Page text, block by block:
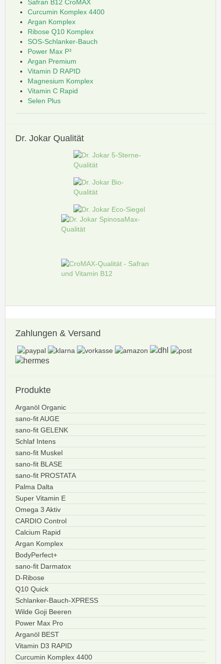
Safran B12 CroMAX
Curcumin Komplex 4400
Argan Komplex
Ribose Q10 Komplex
SOS-Schlanker-Bauch
Power Max P³
Argan Premium
Vitamin D RAPID
Magnesium Komplex
Vitamin C Rapid
Selen Plus
Dr. Jokar Qualität
Zahlungen & Versand
Produkte
Arganöl Organic
sano-fit AUGE
sano-fit GELENK
Schlaf Intens
sano-fit Muskel
sano-fit BLASE
sano-fit PROSTATA
Palma Dalta
Super Vitamin E
Omega 3 Aktiv
CARDIO Control
Calcium Rapid
Argan Komplex
BodyPerfect+
sano-fit Darmatox
D-Ribose
Q10 Quick
Schlanker-Bauch-XPRESS
Wilde Goji Beeren
Power Max Pro
Arganöl BEST
Vitamin D3 RAPID
Curcumin Komplex 4400